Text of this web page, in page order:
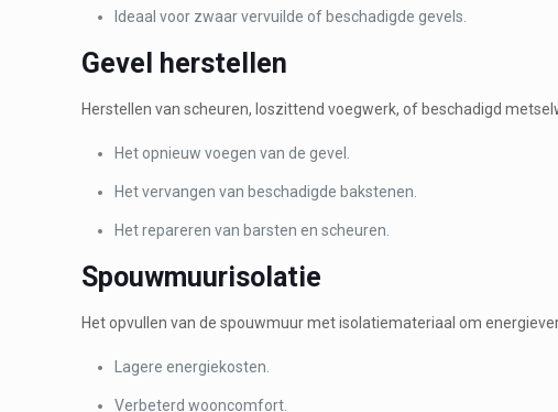
Ideaal voor zwaar vervuilde of beschadigde gevels.
Gevel herstellen
Herstellen van scheuren, loszittend voegwerk, of beschadigd
Het opnieuw voegen van de gevel.
Het vervangen van beschadigde bakstenen.
Het repareren van barsten en scheuren.
Spouwmuurisolatie
Het opvullen van de spouwmuur met isolatiemateriaal om
Lagere energiekosten.
Verbeterd wooncomfort.